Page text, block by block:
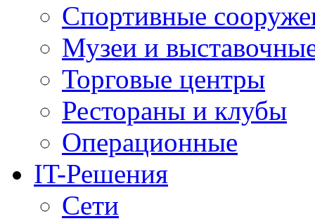
Спортивные
Музеи и
Торговые центры
Рестораны и клубы
Операционные
IT-Решения
Сети